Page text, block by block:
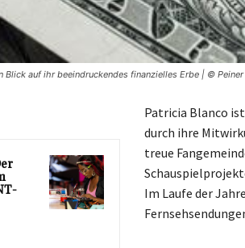
Blick auf ihr beeindruckendes finanzielles Erbe | © Peiner
Patricia Blanco
durch ihre
treue
Im Laufe der